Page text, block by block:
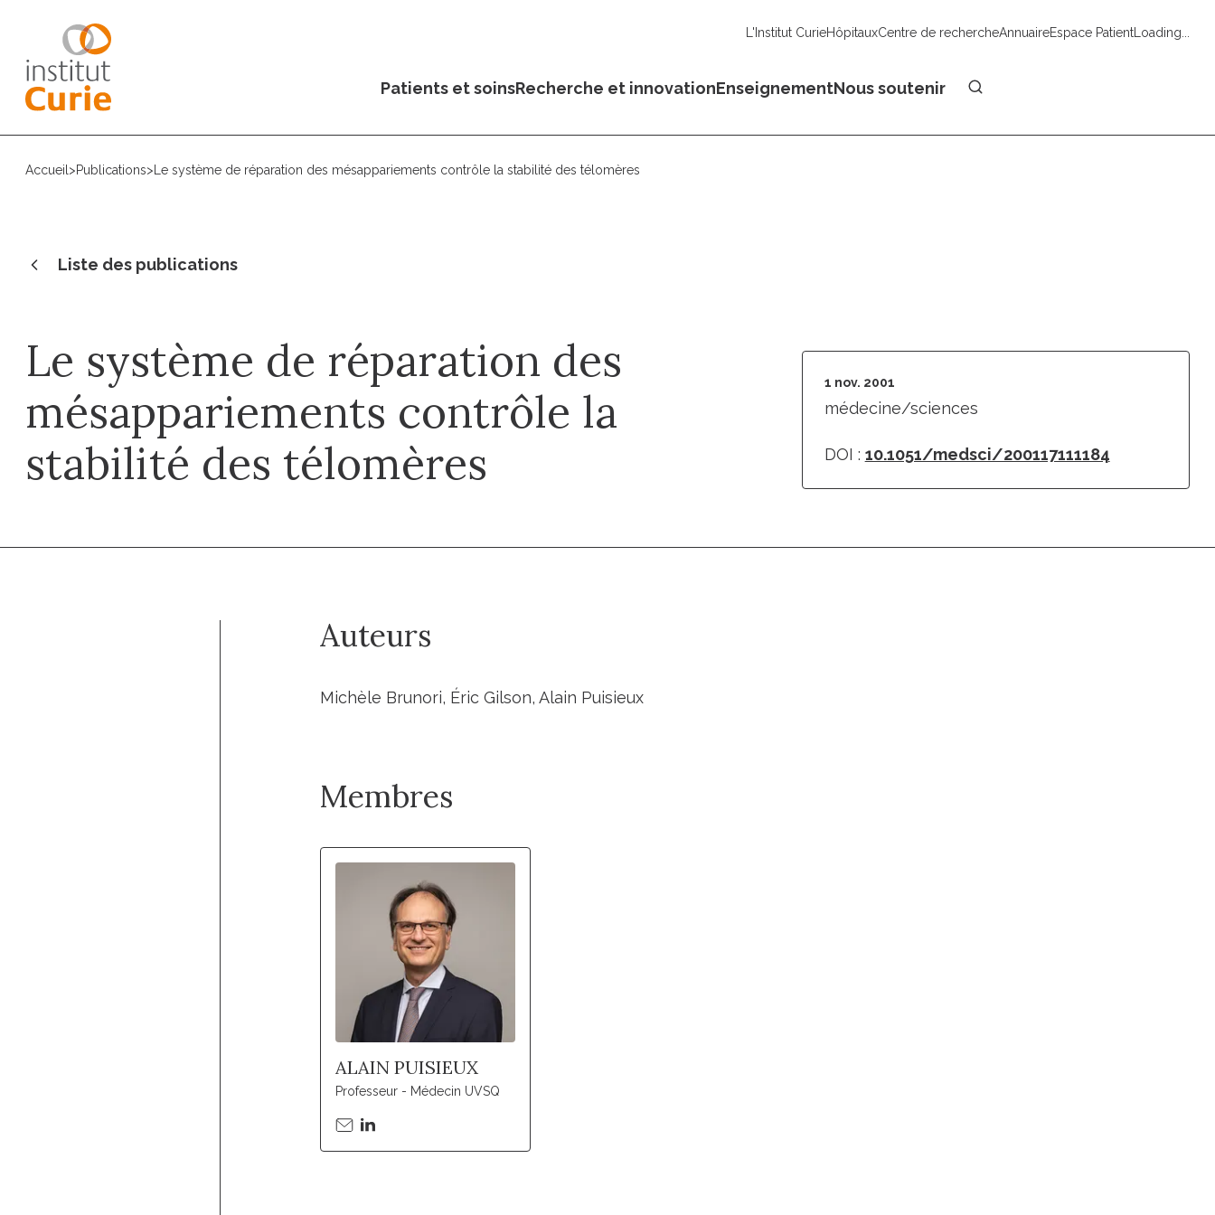
L'Institut CurieHôpitauxCentre de rechercheAnnuaireEspace PatientLoading...
Patients et soinsRecherche et innovationEnseignementNous soutenir
Accueil >Publications> Le système de réparation des mésappariements contrôle la stabilité des télomères
Liste des publications
Le système de réparation des
mésappariements contrôle la
stabilité des télomères
1 nov. 2001
médecine/sciences
DOI : 10.1051/medsci/200117111184
Auteurs
Michèle Brunori, Éric Gilson, Alain Puisieux
Membres
ALAIN PUISIEUX
Professeur - Médecin UVSQ